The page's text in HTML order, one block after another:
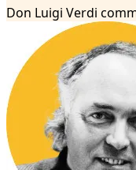
...
Don Luigi Verdi